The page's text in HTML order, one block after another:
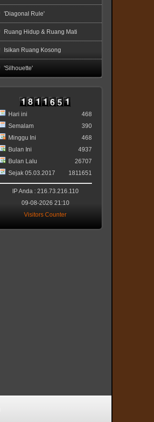
'Diagonal Rule'
Ruang Hidup & Ruang Mati
Isikan Ruang Kosong
'Silhouette'
Hari ini
Semalam
Minggu Ini
Bulan Ini
Bulan Lalu
Sejak 05.03.2017
468
390
468
4937
26707
1811651
IP Anda : 216.73.216.110
09-08-2026 21:10
Visitors Counter